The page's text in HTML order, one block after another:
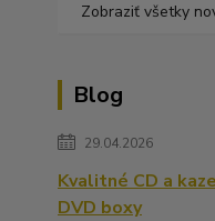
Zobraziť všetky
Blog
29.04.2026
Kvalitné CD a
DVD boxy